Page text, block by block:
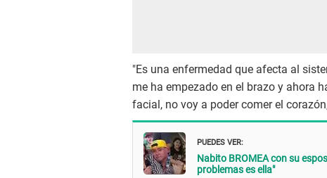
"Es una enfermedad que afecta al
me ha empezado en el brazo y ahora
facial, no voy a poder comer el
PUEDES VER:
Nabito BROMEA con su
problemas es ella"